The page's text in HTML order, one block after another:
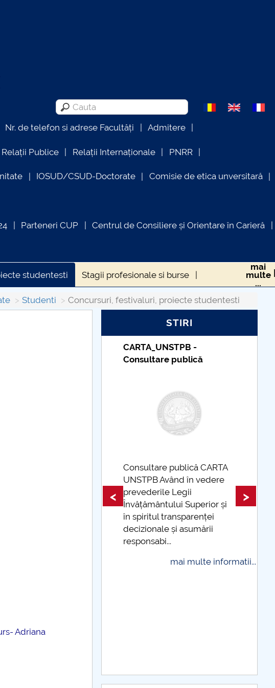
Nr. de telefon si adrese Facultăți Admitere
Relații Publice Relații Internaționale PNRR
IOSUD/CSUD-Doctorate Comisie de etica unversitară
Parteneri CUP Centrul de Consiliere și Orientare în Carieră
studentesti Stagii profesionale si burse
mai
multe
...
Studenti Concursuri, festivaluri, proiecte studentesti
Adriana
STIRI
Taxe de școlarizare
indexate – Centrul
Taxe de școlarizare
indexate Taxele se pot plăti
și cu cardul
mai multe informatii...
< >